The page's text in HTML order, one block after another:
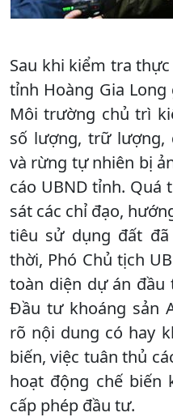
Sau khi kiểm tra
tỉnh Hoàng Gia
Môi trường chủ trì
số lượng, trữ lượng,
và rừng tự nhiên bị
cáo UBND tỉnh. Quá
sát các chỉ đạo,
tiêu sử dụng đất
thời, Phó Chủ tịch
toàn diện dự án đầu
Đầu tư khoáng sản
rõ nội dung có hay
biến, việc tuân thủ
hoạt động chế biến
cấp phép đầu tư.